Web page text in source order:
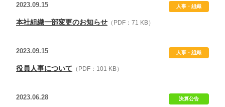
2023.09.15 人事・組織
本社組織一部変更のお知らせ （PDF：71 KB）
2023.09.15 人事・組織
役員人事について （PDF：101 KB）
2023.06.28 決算公告